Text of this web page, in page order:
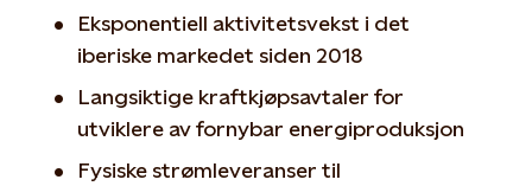
Eksponentiell aktivitetsvekst i det
iberiske markedet siden 2018
Langsiktige kraftkjøpsavtaler for
utviklere av fornybar energiproduksjon
Fysiske strømleveranser til